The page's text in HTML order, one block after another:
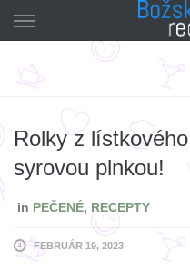
to
Rolky z
syrovou plnkou!
in PEČENÉ, RECEPTY
FEBRUÁR 19, 2023